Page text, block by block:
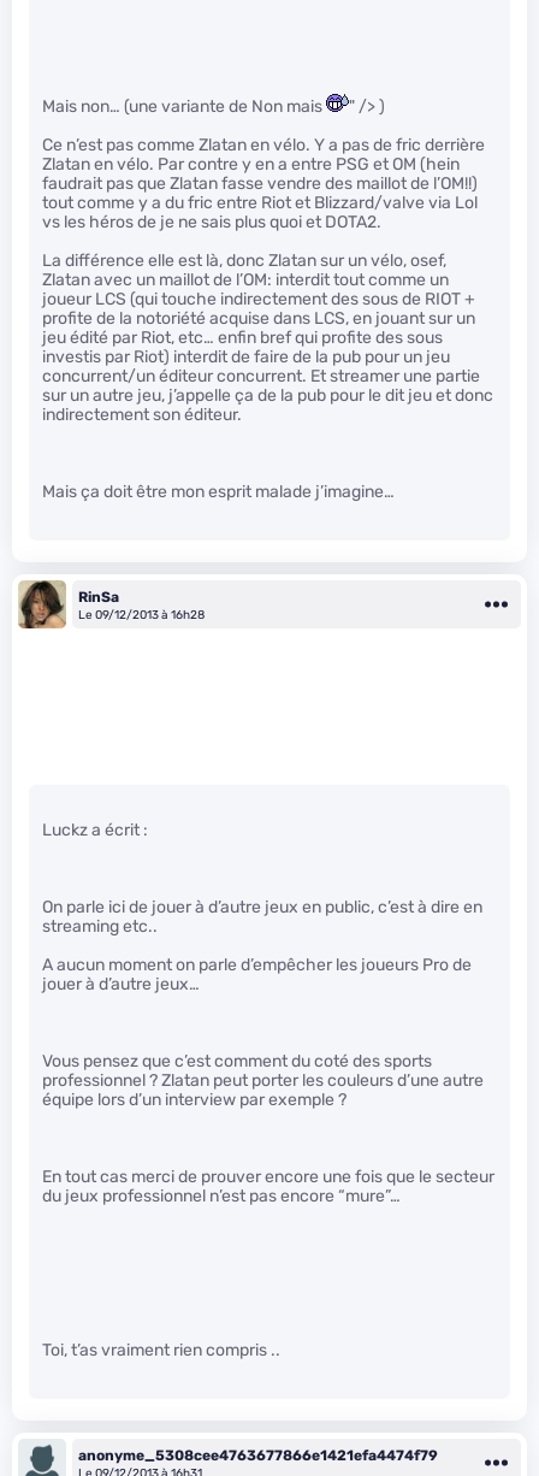
Mais non… (une variante de Non mais
" /> )
Ce n’est pas comme Zlatan en vélo. Y a pas de fric derrière
Zlatan en vélo. Par contre y en a entre PSG et OM (hein
faudrait pas que Zlatan fasse vendre des maillot de l’OM!!)
tout comme y a du fric entre Riot et Blizzard/valve via Lol
vs les héros de je ne sais plus quoi et DOTA2.
La différence elle est là, donc Zlatan sur un vélo, osef,
Zlatan avec un maillot de l’OM: interdit tout comme un
joueur LCS (qui touche indirectement des sous de RIOT +
profite de la notoriété acquise dans LCS, en jouant sur un
jeu édité par Riot, etc… enfin bref qui profite des sous
investis par Riot) interdit de faire de la pub pour un jeu
concurrent/un éditeur concurrent. Et streamer une partie
sur un autre jeu, j’appelle ça de la pub pour le dit jeu et donc
indirectement son éditeur.
Mais ça doit être mon esprit malade j’imagine…
RinSa
Le 09/12/2013 à 16h28
Luckz a écrit :
On parle ici de jouer à d’autre jeux en public, c’est à dire en
streaming etc..
A aucun moment on parle d’empêcher les joueurs Pro de
jouer à d’autre jeux…
Vous pensez que c’est comment du coté des sports
professionnel ? Zlatan peut porter les couleurs d’une autre
équipe lors d’un interview par exemple ?
En tout cas merci de prouver encore une fois que le secteur
du jeux professionnel n’est pas encore “mure”…
Toi, t’as vraiment rien compris ..
anonyme_5308cee4763677866e1421efa4474f79